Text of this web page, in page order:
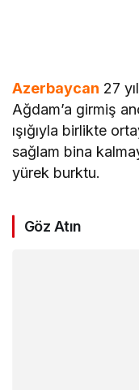
Azerbaycan 27
Ağdam’a girmiş
ışığıyla birlikte
sağlam bina
yürek burktu.
Göz Atın